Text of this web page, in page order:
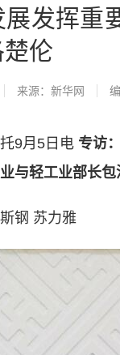
展发挥
伦
来源：新华网
9月5日电 专访
与轻工业部长包
钢 苏力雅